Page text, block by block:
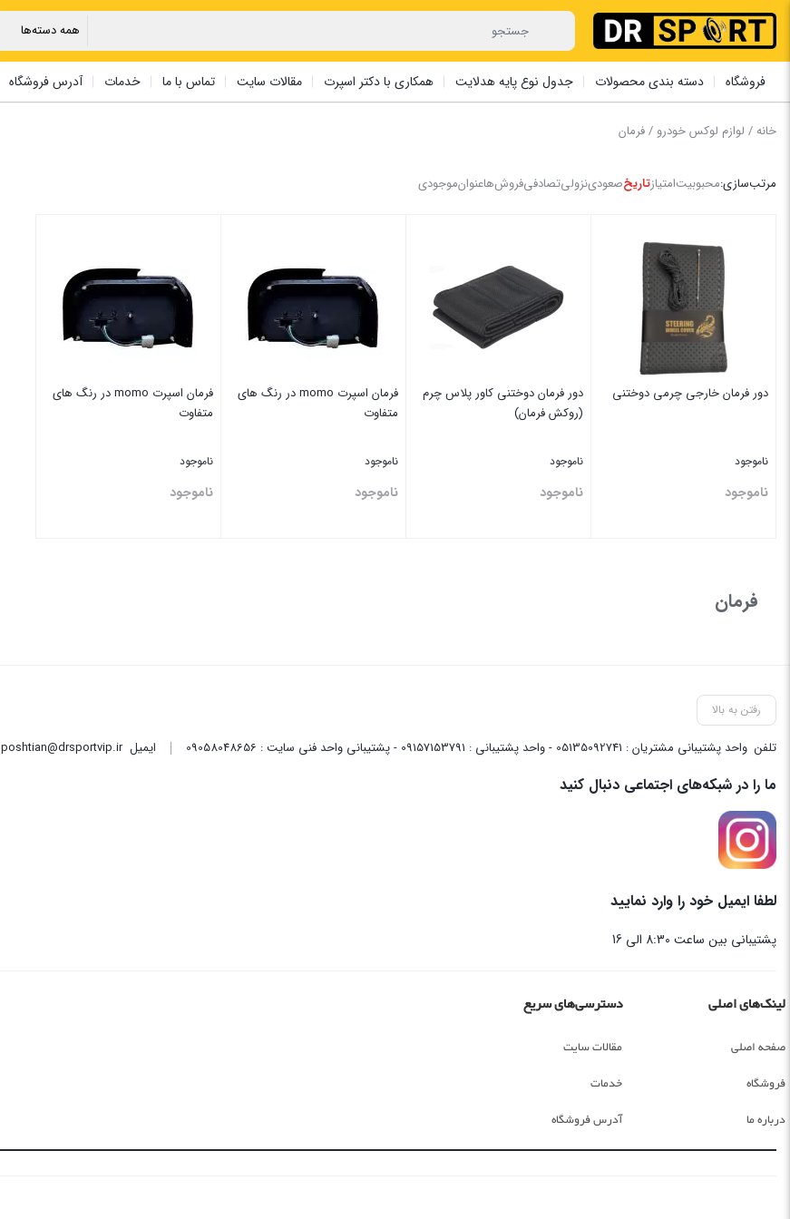
فروشگاه دسته بندی محصولات جدول نوع پایه هدلایت همکاری با دکتر اسپرت مقالات سایت تماس با ما خدمات آدرس فروشگاه
خانه/ لوازم لوکس خودرو / فرمان
مرتب‌سازی:محبوبیتامتیازتاریخصعودینزولیتصادفیفروش‌هاعنوانموجودی
دور فرمان خارجی چرمی دوختنی
ناموجود
ناموجود
دور فرمان دوختنی کاور پلاس چرم
(روکش فرمان)
ناموجود
ناموجود
فرمان اسپرت momo در رنگ های
متفاوت
ناموجود
ناموجود
فرمان اسپرت momo در رنگ های
متفاوت
ناموجود
ناموجود
فرمان
رفتن به بالا
تلفن واحد پشتیبانی مشتریان : 05135092741 - واحد پشتیبانی : 09157153791 - پشتیبانی واحد فنی سایت : 09058048656 ایمیلposhtian@drsportvip.ir
ما را در شبکه‌های اجتماعی دنبال کنید
لطفا ایمیل خود را وارد نمایید
پشتیبانی بین ساعت 8:30 الی 16
لینک‌های اصلی
صفحه اصلی
فروشگاه
درباره ما
دسترسی‌های سریع
مقالات سایت
خدمات
آدرس فروشگاه